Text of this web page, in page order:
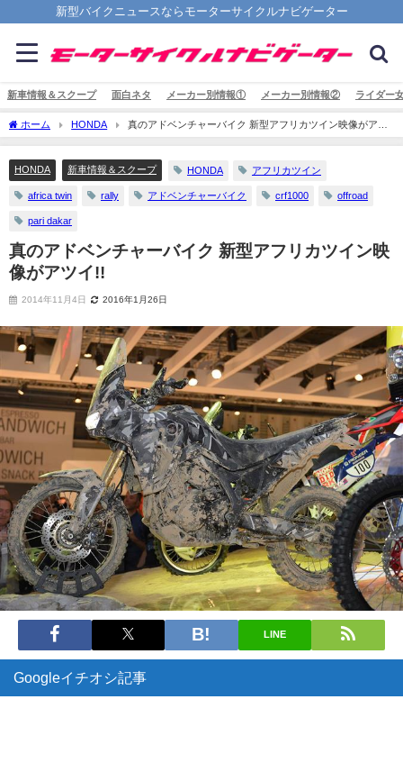
新型バイクニュースならモーターサイクルナビゲーター
新車情報＆スクープ 面白ネタ メーカー別情報① メーカー別情報② ライダー
ホーム HONDA
真のアドベンチャーバイク 新型アフリカツイン映像がアツ
イ!!
HONDA 新車情報＆スクープ HONDA アフリカツイン
africa twin rally アドベンチャーバイク crf1000 offroad
pari dakar
真のアドベンチャーバイク 新型アフリカツイン映
像がアツイ!!
2014年11月4日 2016年1月26日
LINE
Googleイチオシ記事